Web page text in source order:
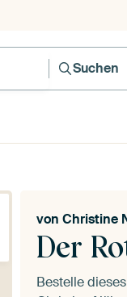
Suchen
Der
von Christine
Bestelle